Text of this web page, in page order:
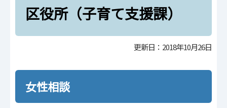
母子家庭・寡婦・女性に関する相談
区役所（子育て支援課）
区役所（子育て支援課）
更新日：2018年10月26日
女性相談